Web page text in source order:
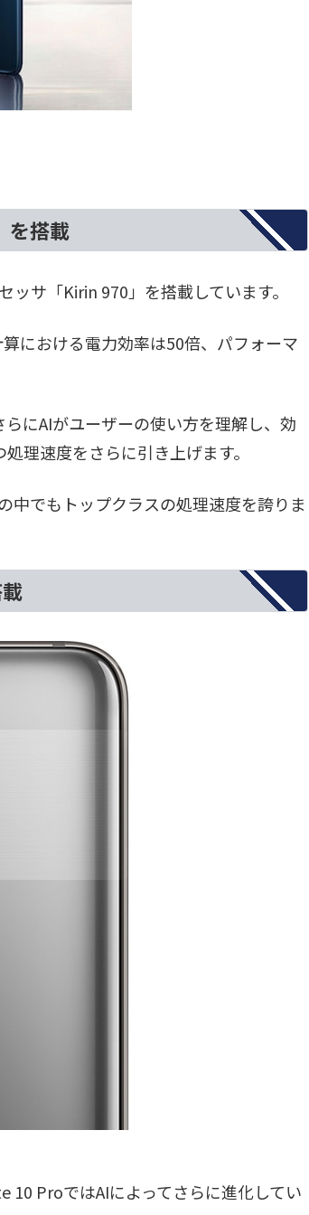
を搭載
サ「Kirin 970」を搭載しています。
における電力効率は50倍、パフォーマ
にAIがユーザーの使い方を理解し、効
理速度をさらに引き上げます。
中でもトップクラスの処理速度を誇りま
10 ProではAIによってさらに進化してい